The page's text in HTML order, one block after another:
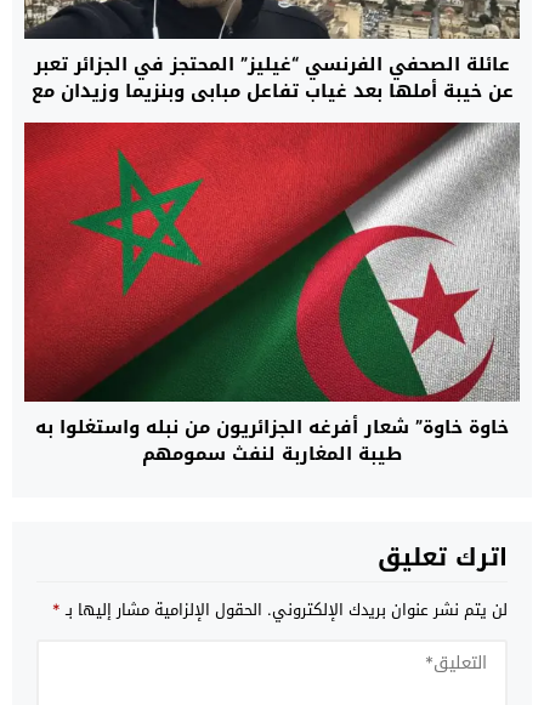
عائلة الصحفي الفرنسي “غيليز” المحتجز في الجزائر تعبر
عن خيبة أملها بعد غياب تفاعل مبابي وبنزيما وزيدان مع
مناشداتها وتدعو إلى تحرك أوسع لإنهاء معاناته
خاوة خاوة” شعار أفرغه الجزائريون من نبله واستغلوا به
طيبة المغاربة لنفث سمومهم
اترك تعليق
لن يتم نشر عنوان بريدك الإلكتروني. الحقول الإلزامية مشار إليها بـ*